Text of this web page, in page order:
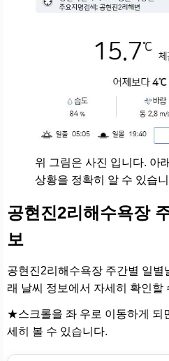
위 그림은 사진 입니다. 아
상황을 정확히 알 수 있습
공현진2리해수욕장
보
공현진2리해수욕장 주간별 일
래 날씨 정보에서 자세히 확인할
★스크롤을 좌 우로 이동하게 되
세히 볼 수 있습니다.